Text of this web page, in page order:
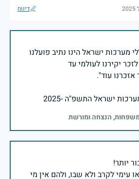
דיווח
מערכות ישראל הינו נתיב פועלנו
ישראל התשפ"ה -2025
הנצחה ומורשת
עימי לקרב ולא שבו, ולהם אין מי